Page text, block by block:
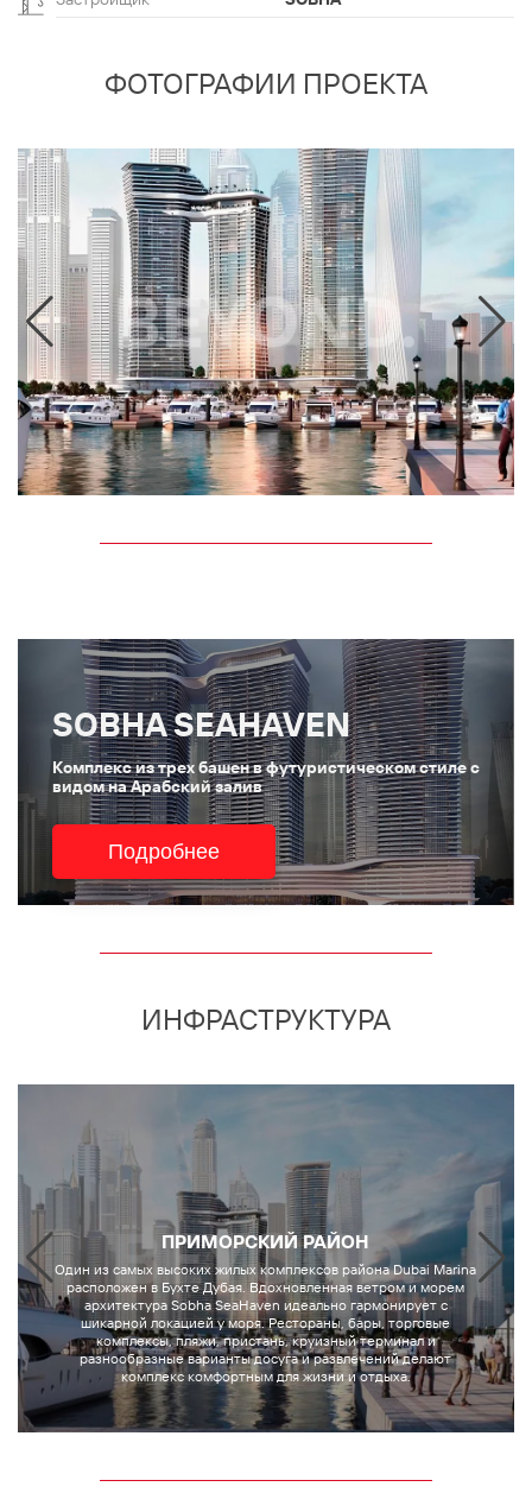
ФОТОГРАФИИ ПРОЕКТА
SOBHA SEAHAVEN
Комплекс из трех башен в футуристическом стиле с
видом на Арабский залив
Подробнее
ИНФРАСТРУКТУРА
ПРИМОРСКИЙ РАЙОН
Один из самых высоких жилых комплексов района Dubai Marina
расположен в Бухте Дубая. Вдохновленная ветром и морем
архитектура Sobha SeaHaven идеально гармонирует с
шикарной локацией у моря. Рестораны, бары, торговые
комплексы, пляжи, пристань, круизный терминал и
разнообразные варианты досуга и развлечений делают
комплекс комфортным для жизни и отдыха.